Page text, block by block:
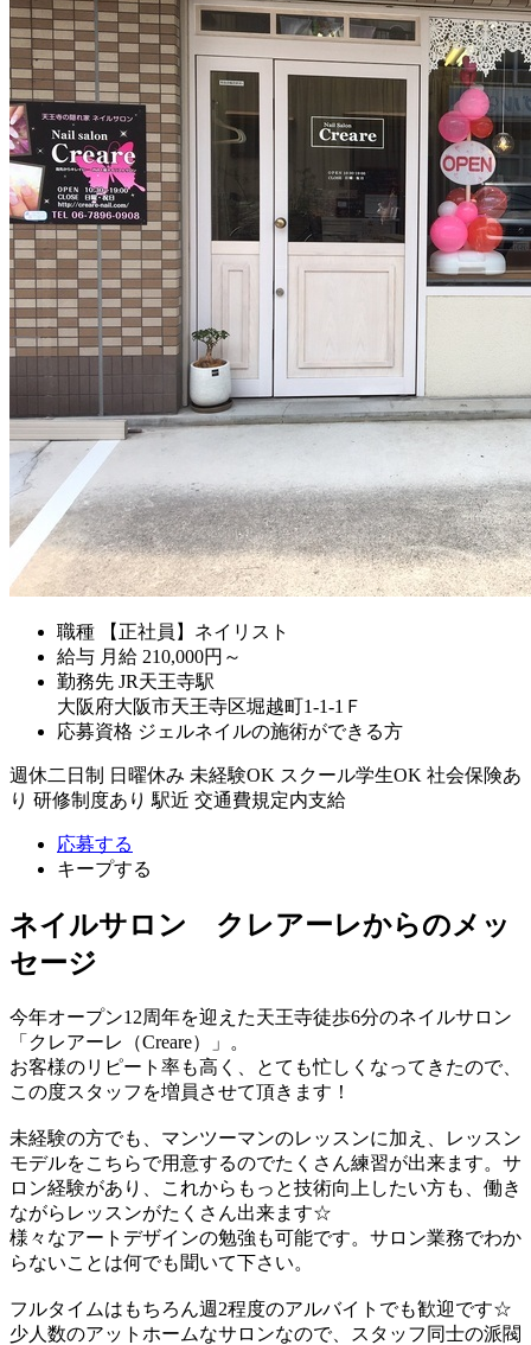
職種
【正社員】ネイリスト
給与 月給 210,000円～
勤務先 JR天王寺駅
大阪府大阪市天王寺区堀越町1-1-1Ｆ
応募資格 ジェルネイルの施術ができる方
週休二日制 日曜休み 未経験OK スクール学生OK 社会保険あ
り 研修制度あり 駅近 交通費規定内支給
応募する
キープする
ネイルサロン クレアーレからのメッ
セージ
今年オープン12周年を迎えた天王寺徒歩6分のネイルサロン
「クレアーレ（Creare）」。
お客様のリピート率も高く、とても忙しくなってきたので、
この度スタッフを増員させて頂きます！
未経験の方でも、マンツーマンのレッスンに加え、レッスン
モデルをこちらで用意するのでたくさん練習が出来ます。サ
ロン経験があり、これからもっと技術向上したい方も、働き
ながらレッスンがたくさん出来ます☆
様々なアートデザインの勉強も可能です。サロン業務でわか
らないことは何でも聞いて下さい。
フルタイムはもちろん週2程度のアルバイトでも歓迎です☆
少人数のアットホームなサロンなので、スタッフ同士の派閥